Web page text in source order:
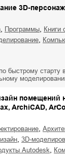
3D-
программы
быстрому
помещений
ArchiCAD,
3D-
Autodesk